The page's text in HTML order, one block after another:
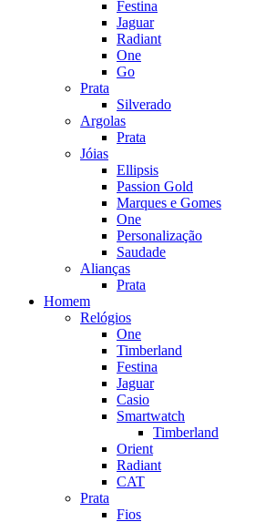
Festina
Jaguar
Radiant
One
Go
Prata
Silverado
Argolas
Prata
Jóias
Ellipsis
Passion Gold
Marques e Gomes
One
Personalização
Saudade
Alianças
Prata
Homem
Relógios
One
Timberland
Festina
Jaguar
Casio
Smartwatch
Timberland
Orient
Radiant
CAT
Prata
Fios